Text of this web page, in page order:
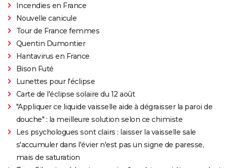
Incendies en France
Nouvelle canicule
Tour de France femmes
Quentin Dumontier
Hantavirus en France
Bison Futé
Lunettes pour l'éclipse
Carte de l'éclipse solaire du 12 août
"Appliquer ce liquide vaisselle aide à dégraisser la paroi de
douche" : la meilleure solution selon ce chimiste
Les psychologues sont clairs : laisser la vaisselle sale
s'accumuler dans l'évier n'est pas un signe de paresse,
mais de saturation